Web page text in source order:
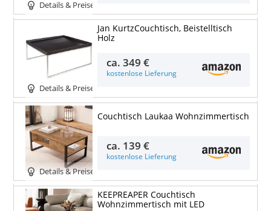
Details & Preise
Details & Preise
Jan KurtzCouchtisch, Beistelltisch
Holz
ca.349 €
kostenlose Lieferung
Details & Preise
Couchtisch Laukaa Wohnzimmertisch
ca. 139 €
kostenlose Lieferung
KEEPREAPER Couchtisch
Wohnzimmertisch mit LED